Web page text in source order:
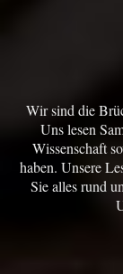
Wir sind die
Uns lesen
Wissenschaft
haben. Unsere
Sie alles rund